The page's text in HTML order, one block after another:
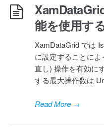
能を使用す
XamDataGrid では
に設定することに
直し) 操作を有効に
する最大操作数は
Read More →